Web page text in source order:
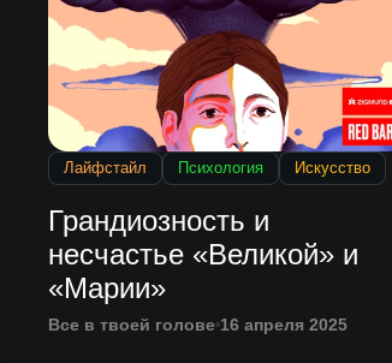
Лайфстайл Психология Искусство
Грандиозность и
несчастье «Великой» и
«Марии»
Все в твоей голове 16 апреля 2025